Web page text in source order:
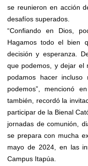
se reunieron en acción
desafíos superados.
“Confiando en Dios,
Hagamos todo el bien
decisión y esperanza.
que podemos, y dejar el
podamos hacer
podemos”, mencionó
también, recordó la
participar de la Bienal
jornadas de comunión,
se prepara con mucha
mayo de 2024, en las
Campus Itapúa.